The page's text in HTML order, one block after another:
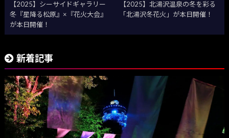
【2025】シーサイドギャラリー
冬『星降る松原』×『花火大会』
が本日開催！
【2025】北湯沢温泉の冬を彩る
「北湯沢冬花火」が本日開催！
新着記事